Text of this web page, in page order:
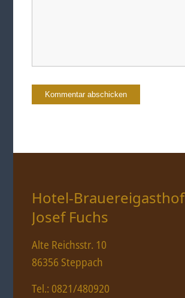
Hotel-Brauereigasthof
Josef Fuchs
Alte Reichsstr. 10
86356 Steppach
Tel.: 0821/480920